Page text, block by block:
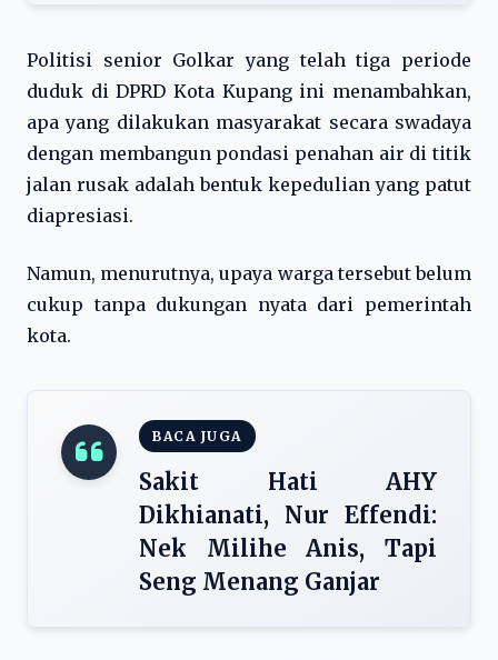
Politisi senior Golkar yang telah tiga periode
duduk di DPRD Kota Kupang ini menambahkan,
apa yang dilakukan masyarakat secara swadaya
dengan membangun pondasi penahan air di titik
jalan rusak adalah bentuk kepedulian yang patut
diapresiasi.
Namun, menurutnya, upaya warga tersebut belum
cukup tanpa dukungan nyata dari pemerintah
kota.
BACA JUGA
Sakit Hati AHY
Dikhianati, Nur Effendi:
Nek Milihe Anis, Tapi
Seng Menang Ganjar